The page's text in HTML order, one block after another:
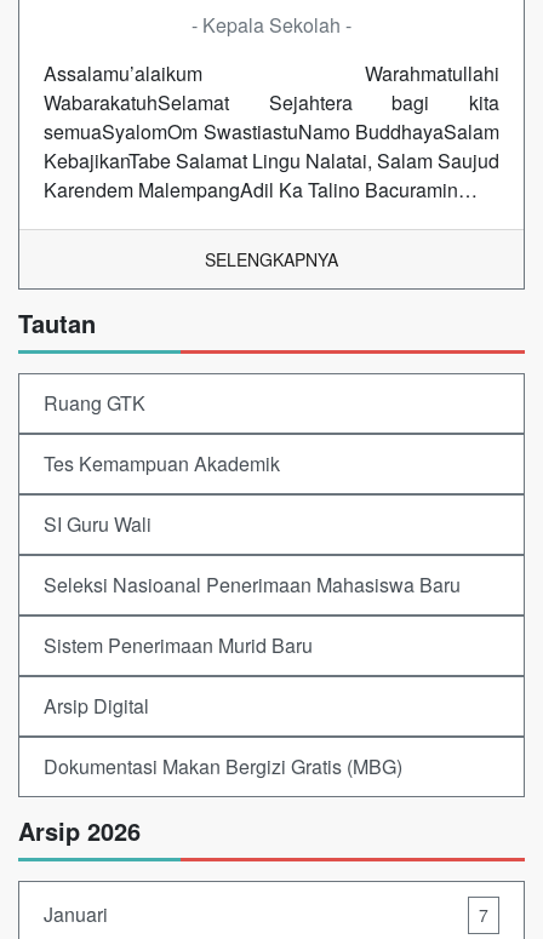
- Kepala Sekolah -
Assalamu’alaikum Warahmatullahi
WabarakatuhSelamat Sejahtera bagi kita
semuaSyalomOm SwastiastuNamo BuddhayaSalam
KebajikanTabe Salamat Lingu Nalatai, Salam Saujud
Karendem MalempangAdil Ka Talino Bacuramin…
SELENGKAPNYA
Tautan
Ruang GTK
Tes Kemampuan Akademik
SI Guru Wali
Seleksi Nasioanal Penerimaan Mahasiswa Baru
Sistem Penerimaan Murid Baru
Arsip Digital
Dokumentasi Makan Bergizi Gratis (MBG)
Arsip 2026
Januari 7